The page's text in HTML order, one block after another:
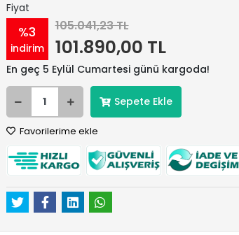
Fiyat
%3
indirim
105.041,23 TL
101.890,00 TL
En geç 5 Eylül Cumartesi günü kargoda!
Sepete Ekle
Favorilerime ekle